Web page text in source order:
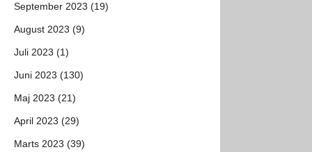
September 2023 (19)
August 2023 (9)
Juli 2023 (1)
Juni 2023 (130)
Maj 2023 (21)
April 2023 (29)
Marts 2023 (39)